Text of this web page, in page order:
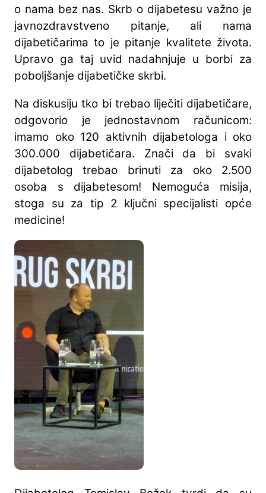
o nama bez nas. Skrb o dijabetesu važno je
javnozdravstveno pitanje, ali nama
dijabetičarima to je pitanje kvalitete života.
Upravo ga taj uvid nadahnjuje u borbi za
poboljšanje dijabetičke skrbi.
Na diskusiju tko bi trebao liječiti dijabetičare,
odgovorio je jednostavnom računicom:
imamo oko 120 aktivnih dijabetologa i oko
300.000 dijabetičara. Znači da bi svaki
dijabetolog trebao brinuti za oko 2.500
osoba s dijabetesom! Nemoguća misija,
stoga su za tip 2 ključni specijalisti opće
medicine!